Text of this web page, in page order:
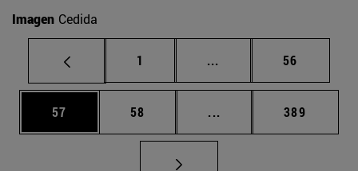
Imagen Cedida
Página
1 ... Páginas intermedias
Página
56
Página
57 Página
58 ... Páginas intermedias
Página
389